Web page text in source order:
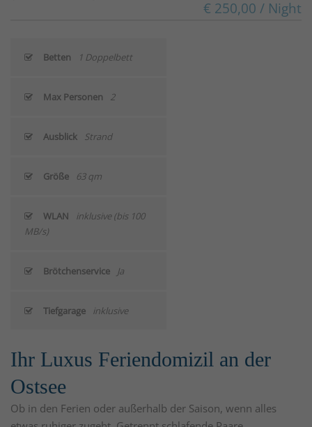
€ 250,00 / Night
Betten 1 Doppelbett
Max Personen 2
Ausblick Strand
Größe 63 qm
WLAN
inklusive (bis 100
MB/s)
Brötchenservice Ja
Tiefgarage inklusive
Ihr Luxus Feriendomizil an der
Ostsee
Ob in den Ferien oder außerhalb der Saison, wenn alles